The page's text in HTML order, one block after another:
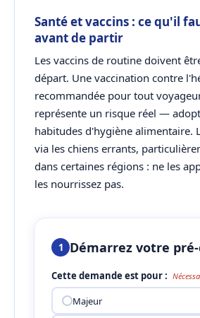
Santé et vaccins : ce qu'il
avant de partir
Les vaccins de routine doivent
départ. Une vaccination contre
recommandée pour tout
représente un risque réel —
habitudes d'hygiène alimentaire.
via les chiens errants,
dans certaines régions : ne les
les nourrissez pas.
1 Démarrez votre
Cette demande est pour :
Majeur